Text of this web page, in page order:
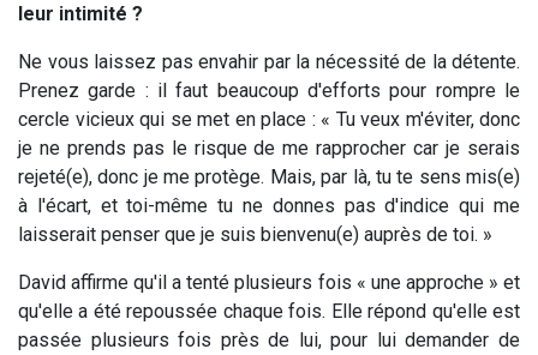
leur intimité ?
Ne vous laissez pas envahir par la nécessité de la détente.
Prenez garde : il faut beaucoup d'efforts pour rompre le
cercle vicieux qui se met en place : « Tu veux m'éviter, donc
je ne prends pas le risque de me rapprocher car je serais
rejeté(e), donc je me protège. Mais, par là, tu te sens mis(e)
à l'écart, et toi-même tu ne donnes pas d'indice qui me
laisserait penser que je suis bienvenu(e) auprès de toi. »
David affirme qu'il a tenté plusieurs fois « une approche » et
qu'elle a été repoussée chaque fois. Elle répond qu'elle est
passée plusieurs fois près de lui, pour lui demander de